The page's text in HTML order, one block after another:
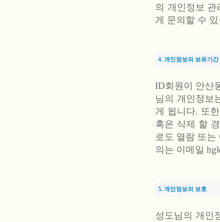
의 개인정보 관
게 문의할 수
4. 개인정보의 보유기간
ID회원이 안산
님의 개인정보
게 됩니다. 또
혹은 삭제 할
로도 열람 또
의는 이메일
5. 개인정보의 보호
성도님의 개인